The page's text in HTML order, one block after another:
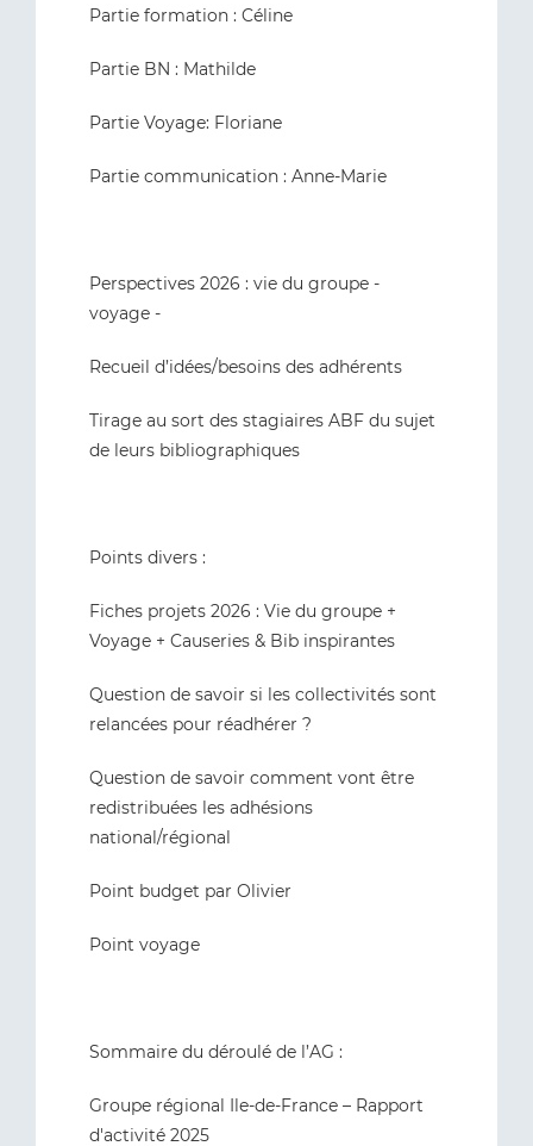
Partie formation : Céline
Partie BN : Mathilde
Partie Voyage: Floriane
Partie communication : Anne-Marie
Perspectives 2026 : vie du groupe -
voyage -
Recueil d’idées/besoins des adhérents
Tirage au sort des stagiaires ABF du sujet
de leurs bibliographiques
Points divers :
Fiches projets 2026 : Vie du groupe +
Voyage + Causeries & Bib inspirantes
Question de savoir si les collectivités sont
relancées pour réadhérer ?
Question de savoir comment vont être
redistribuées les adhésions
national/régional
Point budget par Olivier
Point voyage
Sommaire du déroulé de l’AG :
Groupe régional Ile-de-France – Rapport
d'activité 2025